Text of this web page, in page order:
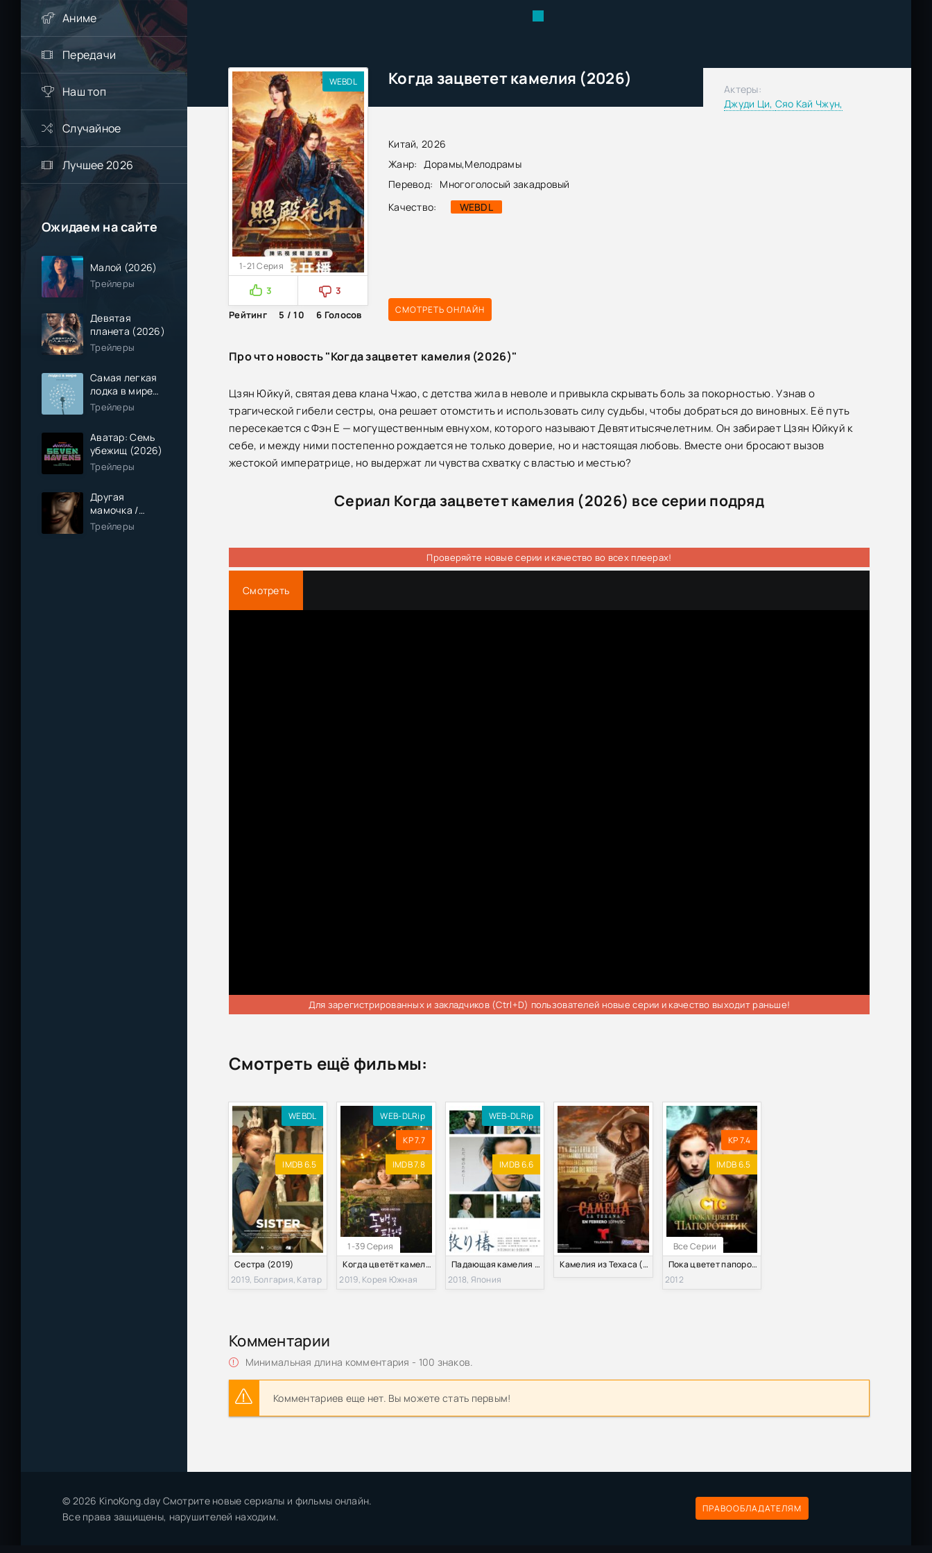
Аниме
Передачи
Наш топ
Случайное
Лучшее 2026
Ожидаем на сайте
Малой (2026)
Трейлеры
Девятая
планета (2026)
Трейлеры
Самая легкая
лодка в мире
(2026)
Трейлеры
Аватар: Семь
убежищ (2026)
Трейлеры
Другая
мамочка /
Чужая мама
(2026)
Трейлеры
Когда зацветет камелия (2026)
Китай, 2026
Жанр:
Дорамы,Мелодрамы
Перевод:
Многоголосый закадровый
Качество:
WEBDL
WEBDL
1-21 Серия
3
3
Рейтинг
5 / 10 6 Голосов СМОТРЕТЬ ОНЛАЙН
Актеры:
Джуди Ци, Сяо Кай Чжун,
Про что новость "Когда зацветет камелия (2026)"
Цзян Юйкуй, святая дева клана Чжао, с детства жила в неволе и привыкла скрывать боль за покорностью. Узнав о
трагической гибели сестры, она решает отомстить и использовать силу судьбы, чтобы добраться до виновных. Её путь
пересекается с Фэн Е — могущественным евнухом, которого называют Девятитысячелетним. Он забирает Цзян Юйкуй к
себе, и между ними постепенно рождается не только доверие, но и настоящая любовь. Вместе они бросают вызов
жестокой императрице, но выдержат ли чувства схватку с властью и местью?
Сериал Когда зацветет камелия (2026) все серии подряд
Проверяйте новые серии и качество во всех плеерах!
Смотреть
Для зарегистрированных и закладчиков (Ctrl+D) пользователей новые серии и качество выходит раньше!
Смотреть ещё фильмы:
WEBDL
IMDB 6.5
Сестра (2019)
2019, Болгария, Катар
1-39 Серия
WEB-DLRip
KP 7.7
IMDB 7.8
Когда цветёт камелия (2019)
2019, Корея Южная
WEB-DLRip
IMDB 6.6
Падающая камелия (2018)
2018, Япония
Камелия из Техаса (1 сезон) (2014) 1 Серия
Все Серии
KP 7.4
IMDB 6.5
Пока цветет папоротник (2012)
2012
Комментарии
Минимальная длина комментария - 100 знаков.
Комментариев еще нет. Вы можете стать первым!
© 2026 KinoKong.day Смотрите новые сериалы и фильмы онлайн.
Все права защищены, нарушителей находим.
ПРАВООБЛАДАТЕЛЯМ